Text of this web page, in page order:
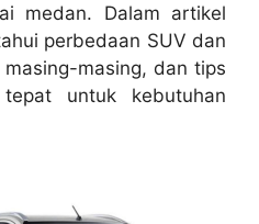
medan. Dalam artikel
perbedaan SUV dan
masing, dan tips
untuk kebutuhan